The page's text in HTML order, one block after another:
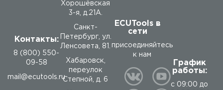
Контакты:
8 (800) 550-
09-58
mail@ecutools.ru
Хорошёвская
3-я, д.21А.
Санкт-
Петербург, ул.
Ленсовета, 81.
Хабаровск,
переулок
Степной, д. 6
ECUTools в
сети
присоединяйтесь
к нам
График
работы:
с 09:00 до